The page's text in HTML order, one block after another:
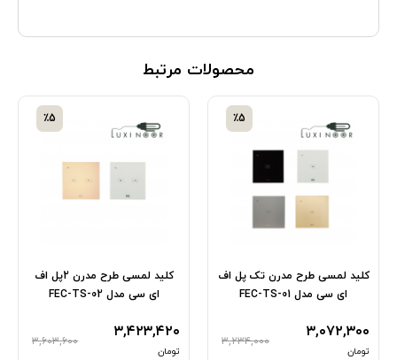
محصولات مرتبط
کلید لمسی طرح مدرن تک پل اف
ای سی مدل FEC-TS-01
۳,۰۷۲,۳۰۰
تومان
۳,۲۳۴,۰۰۰
٪5
کلید لمسی طرح مدرن 2پل اف
ای سی مدل FEC-TS-02
۳,۴۲۳,۴۲۰
تومان
۳,۶۰۳,۶۰۰
٪5